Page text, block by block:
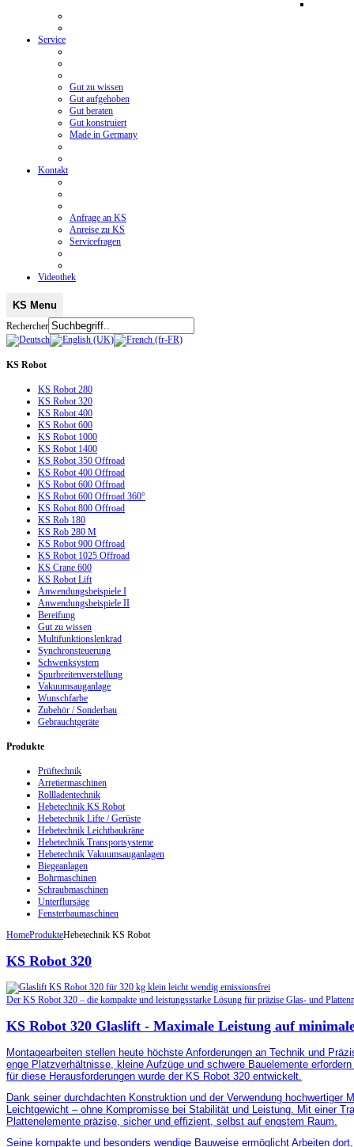
Service
Gut zu wissen
Gut aufgehoben
Gut beraten
Gut konstruiert
Made in Germany
Kontakt
Anfrage an KS
Anreise zu KS
Servicefragen
Videothek
KS Menu
Rechercher
KS Robot
KS Robot 280
KS Robot 320
KS Robot 400
KS Robot 600
KS Robot 1000
KS Robot 1400
KS Robot 350 Offroad
KS Robot 400 Offroad
KS Robot 600 Offroad
KS Robot 600 Offroad 360°
KS Robot 800 Offroad
KS Rob 180
KS Rob 280 M
KS Robot 900 Offroad
KS Robot 1025 Offroad
KS Crane 600
KS Robot Lift
Anwendungsbeispiele I
Anwendungsbeispiele II
Bereifung
Gut zu wissen
Multifunktionslenkrad
Synchronsteuerung
Schwenksystem
Spurbreitenverstellung
Vakuumsauganlage
Wunschfarbe
Zubehör / Sonderbau
Gebrauchtgeräte
Produkte
Prüftechnik
Arretiermaschinen
Rollladentechnik
Hebetechnik KS Robot
Hebetechnik Lifte / Gerüste
Hebetechnik Leichtbaukräne
Hebetechnik Transportsysteme
Hebetechnik Vakuumsauganlagen
Biegeanlagen
Bohrmaschinen
Schraubmaschinen
Unterflursäge
Fensterbaumaschinen
HomeProdukteHebetechnik KS Robot
KS Robot 320
Der KS Robot 320 – die kompakte und leistungsstarke Lösung für präzise Glas- und
KS Robot 320 Glaslift - Maximale Leistung auf
Montagearbeiten stellen heute höchste Anforderungen an Technik und
enge Platzverhältnisse, kleine Aufzüge und schwere Bauelemente
für diese Herausforderungen wurde der KS Robot 320 entwickelt.
Dank seiner durchdachten Konstruktion und der Verwendung hochwertiger
Leichtgewicht – ohne Kompromisse bei Stabilität und Leistung. Mit einer
Plattenelemente präzise, sicher und effizient, selbst auf engstem Raum.
Seine kompakte und besonders wendige Bauweise ermöglicht Arbeiten